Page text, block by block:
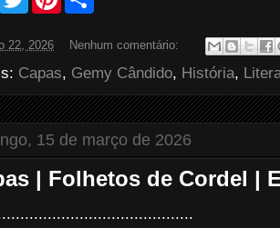
w
t
r
e
s
t
e
22, 2026 Nenhum comentário:
Capas, Gemy Cândido, História,
15 de março de 2026
| Folhetos de Cordel |